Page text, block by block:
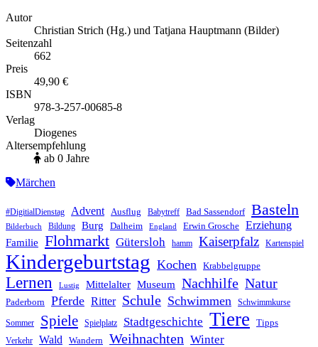
Autor
Christian Strich (Hg.) und Tatjana Hauptmann (Bilder)
Seitenzahl
662
Preis
49,90 €
ISBN
978-3-257-00685-8
Verlag
Diogenes
Altersempfehlung
ab 0 Jahre
Märchen
#DigitialDienstag Advent Ausflug Babytreff Bad Sassendorf Basteln
Bilderbuch Bildung Burg Dalheim England Erwin Grosche Erziehung
Familie Flohmarkt Gütersloh hamm Kaiserpfalz Kartenspiel
Kindergeburtstag Kochen Krabbelgruppe
Lernen Lustig Mittelalter Museum Nachhilfe Natur
Paderborn Pferde Ritter Schule Schwimmen Schwimmkurse
Sommer Spiele Spielplatz Stadtgeschichte Tiere Tipps
Verkehr Wald Wandern Weihnachten Winter